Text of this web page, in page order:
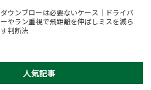
ダウンブローは必要ないケース｜ドライバ
ーやラン重視で飛距離を伸ばしミスを減ら
す判断法
人気記事